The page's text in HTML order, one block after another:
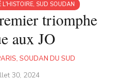
L'HISTOIRE, SUD SOUDAN
triomphe
aux JO
, SOUDAN DU SUD
30, 2024